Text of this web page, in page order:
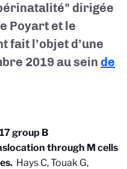
dirigée
Poyart et le
fait l’objet d’une
2019 au sein de
group B
through M cells
Hays C, Touak G,